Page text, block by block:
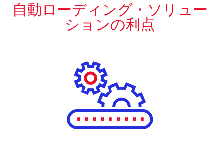
自動ローディング・ソリュー
ションの利点